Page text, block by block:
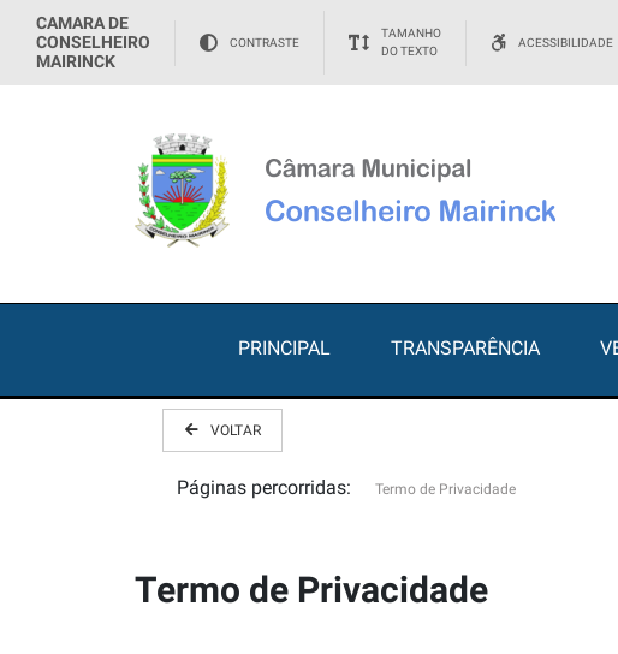
CAMARA DE
CONSELHEIRO
MAIRINCK
CONTRASTE
TAMANHO
DO TEXTO
ACESSIBILIDADE
PRINCIPAL TRANSPARÊNCIA
VOLTAR
Páginas percorridas: Termo de Privacidade
Termo de Privacidade